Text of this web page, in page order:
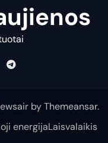
byThemeansar.
energijaLaisvalaikis